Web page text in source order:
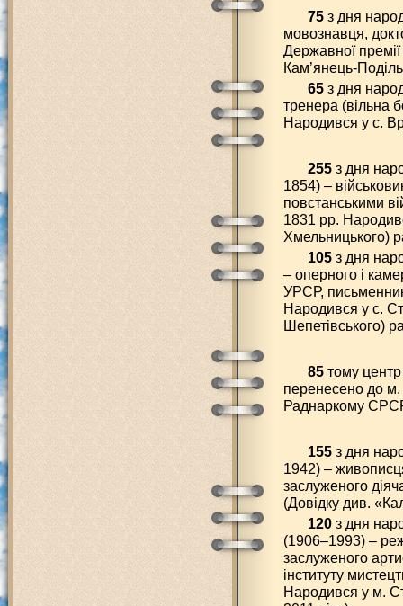
75з дня
мовознавця,
Державної
Кам’янець-
65з дня
тренера (вільна
Народився у с.
255з дня
1854) –
повстанськими
1831 рр.
Хмельницького)
105з дня
– оперного і
УРСР,
Народився у с.
Шепетівського)
85тому центр
перенесено до м.
Раднаркому
155з дня
1942) –
заслуженого
(Довідку див.
120з дня
(1906–1993) –
заслуженого
інституту
Народився у м.